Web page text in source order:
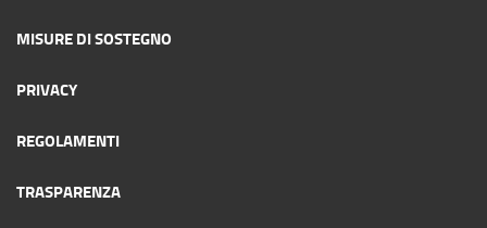
MISURE DI SOSTEGNO
PRIVACY
REGOLAMENTI
TRASPARENZA